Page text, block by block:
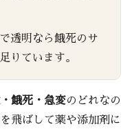
透明なら餓死のサ
りています。
餓死・急変のどれなの
飛ばして薬や添加剤に